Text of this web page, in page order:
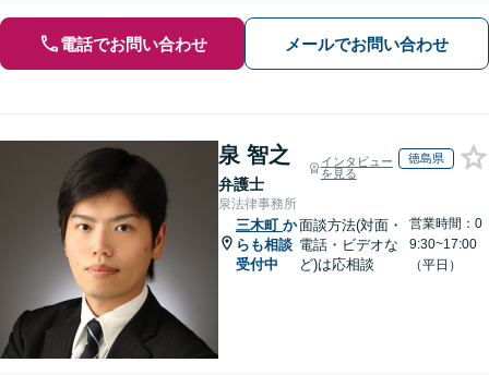
電話でお問い合わせ メールでお問い合わせ
泉 智之
弁護士
インタビュー
を見る
徳島県
泉法律事務所
三木町 か
らも相談
受付中
面談方法(対面・
電話・ビデオな
ど)は応相談
営業時間：0
9:30~17:00
（平日）